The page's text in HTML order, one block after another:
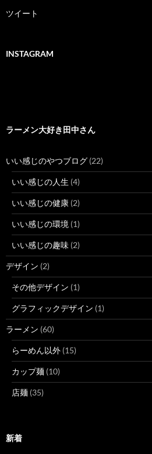
ツイート
INSTAGRAM
ラーメン大好き田中さん
いい感じのやつブログ (22)
いい感じの人生 (4)
いい感じの健康 (2)
いい感じの環境 (1)
いい感じの趣味 (2)
デザイン (2)
その他デザイン (1)
グラフィックデザイン (1)
ラーメン (60)
らーめん以外 (15)
カップ麺 (10)
店麺 (35)
新着